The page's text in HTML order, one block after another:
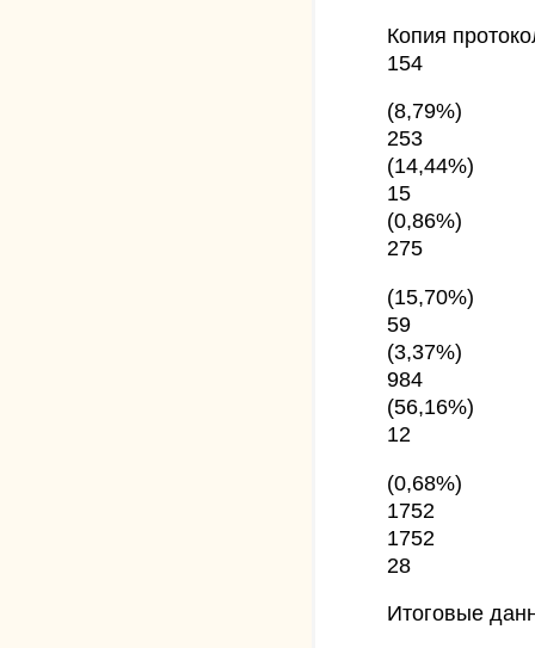
Копия
154
(8,79%)
253
(14,44%)
15
(0,86%)
275
(15,70%)
59
(3,37%)
984
(56,16%)
12
(0,68%)
1752
1752
28
Итоговые